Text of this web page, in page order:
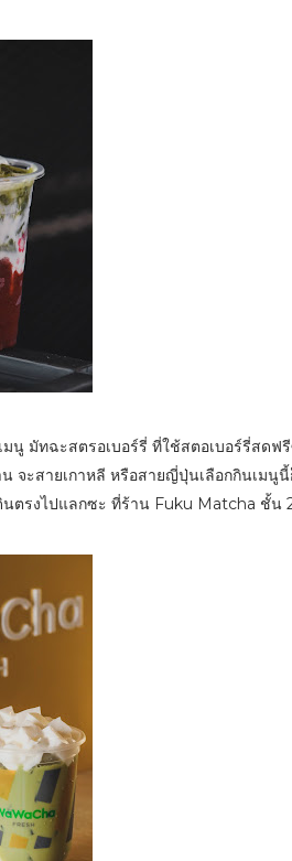
นู มัทฉะสตรอเบอร์รี่ ที่ใช้สตอเบอร์รี่สดฟ
ะสายเกาหลี หรือสายญี่ปุ่นเลือกกินเมนูนี้
นตรงไปแลกซะ ที่ร้าน Fuku Matcha ชั้น